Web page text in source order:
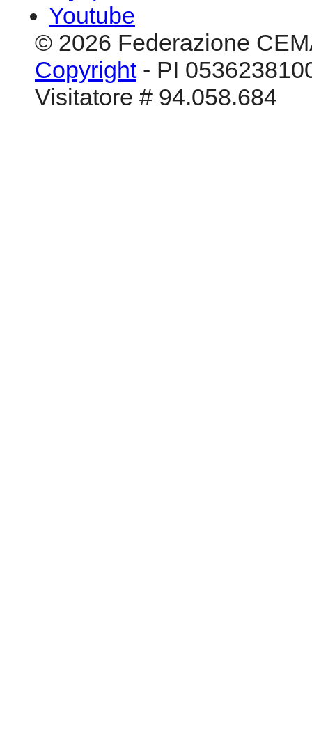
Youtube
© 2026 Federazione
Copyright- PI
Visitatore # 94.058.684